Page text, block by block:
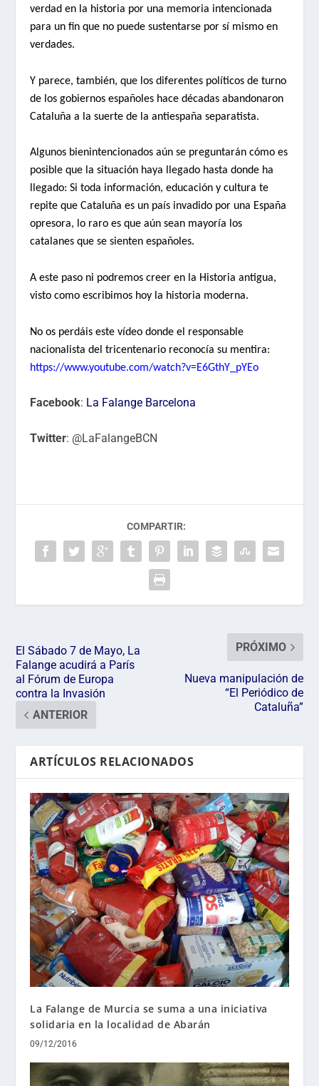
verdad en la historia por una memoria intencionada
para un fin que no puede sustentarse por sí mismo en
verdades.
Y parece, también, que los diferentes políticos de turno
de los gobiernos españoles hace décadas abandonaron
Cataluña a la suerte de la antiespaña separatista.
Algunos bienintencionados aún se preguntarán cómo es
posible que la situación haya llegado hasta donde ha
llegado: Si toda información, educación y cultura te
repite que Cataluña es un país invadido por una España
opresora, lo raro es que aún sean mayoría los
catalanes que se sienten españoles.
A este paso ni podremos creer en la Historia antigua,
visto como escribimos hoy la historia moderna.
No os perdáis este vídeo donde el responsable
nacionalista del tricentenario reconocía su mentira:
https://www.youtube.com/watch?v=E6GthY_pYEo
Facebook: La Falange Barcelona
Twitter: @LaFalangeBCN
COMPARTIR:
El Sábado 7 de Mayo, La
Falange acudirá a París
al Fórum de Europa
contra la Invasión
ANTERIOR
PRÓXIMO
Nueva manipulación de
“El Periódico de
Cataluña”
ARTÍCULOS RELACIONADOS
La Falange de Murcia se suma a una iniciativa
solidaria en la localidad de Abarán
09/12/2016